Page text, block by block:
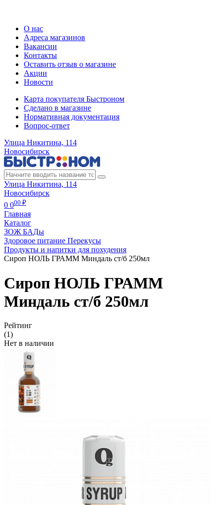
О нас
Адреса магазинов
Вакансии
Контакты
Оставить отзыв о магазине
Акции
Новости
Карта покупателя Быстроном
Сделано в магазине
Нормативная документация
Вопрос-ответ
Улица Никитина, 114
Новосибирск
Улица Никитина, 114
Новосибирск
0 000 ₽
Главная
Каталог
ЗОЖ БАДы
Здоровое питание Перекусы
Продукты и напитки для похудения
Сироп НОЛЬ ГРАММ Миндаль ст/б 250мл
Сироп НОЛЬ ГРАММ
Миндаль ст/б 250мл
Рейтинг
(1)
Нет в наличии